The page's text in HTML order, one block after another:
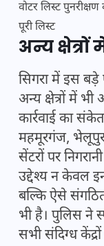
वोटर लिस्ट
पूरी लिस्ट
अन्य क्षेत्रों
सिगरा में इस
अन्य क्षेत्रों में
कार्रवाई का
महमूरगंज, भेलूपुर
सेंटरों पर
उद्देश्य न केवल
बल्कि ऐसे
भी है। पुलिस ने
सभी संदिग्ध